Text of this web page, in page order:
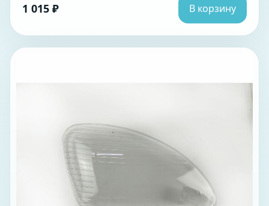
1 015 ₽ В корзину